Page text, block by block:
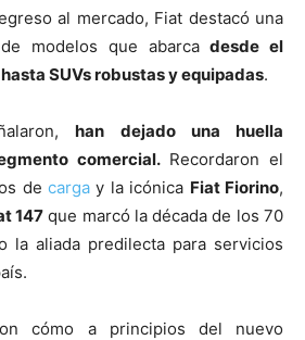
al mercado, Fiat destacó una
modelos que abarca desde el
SUVs robustas y equipadas.
han dejado una huella
comercial.Recordaron el
de carga y la icónica Fiat Fiorino,
147 que marcó la década de los 70
la aliada predilecta para servicios
cómo a principios del nuevo